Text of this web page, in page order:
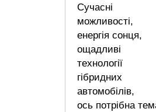
Сучасні
можливості,
енергія сонця,
ощадливі
технології
гібридних
автомобілів,
ось потрібна